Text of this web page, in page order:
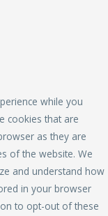
while you
cookies that are
as they are
of the website. We
and understand how
in your browser
to opt-out of these